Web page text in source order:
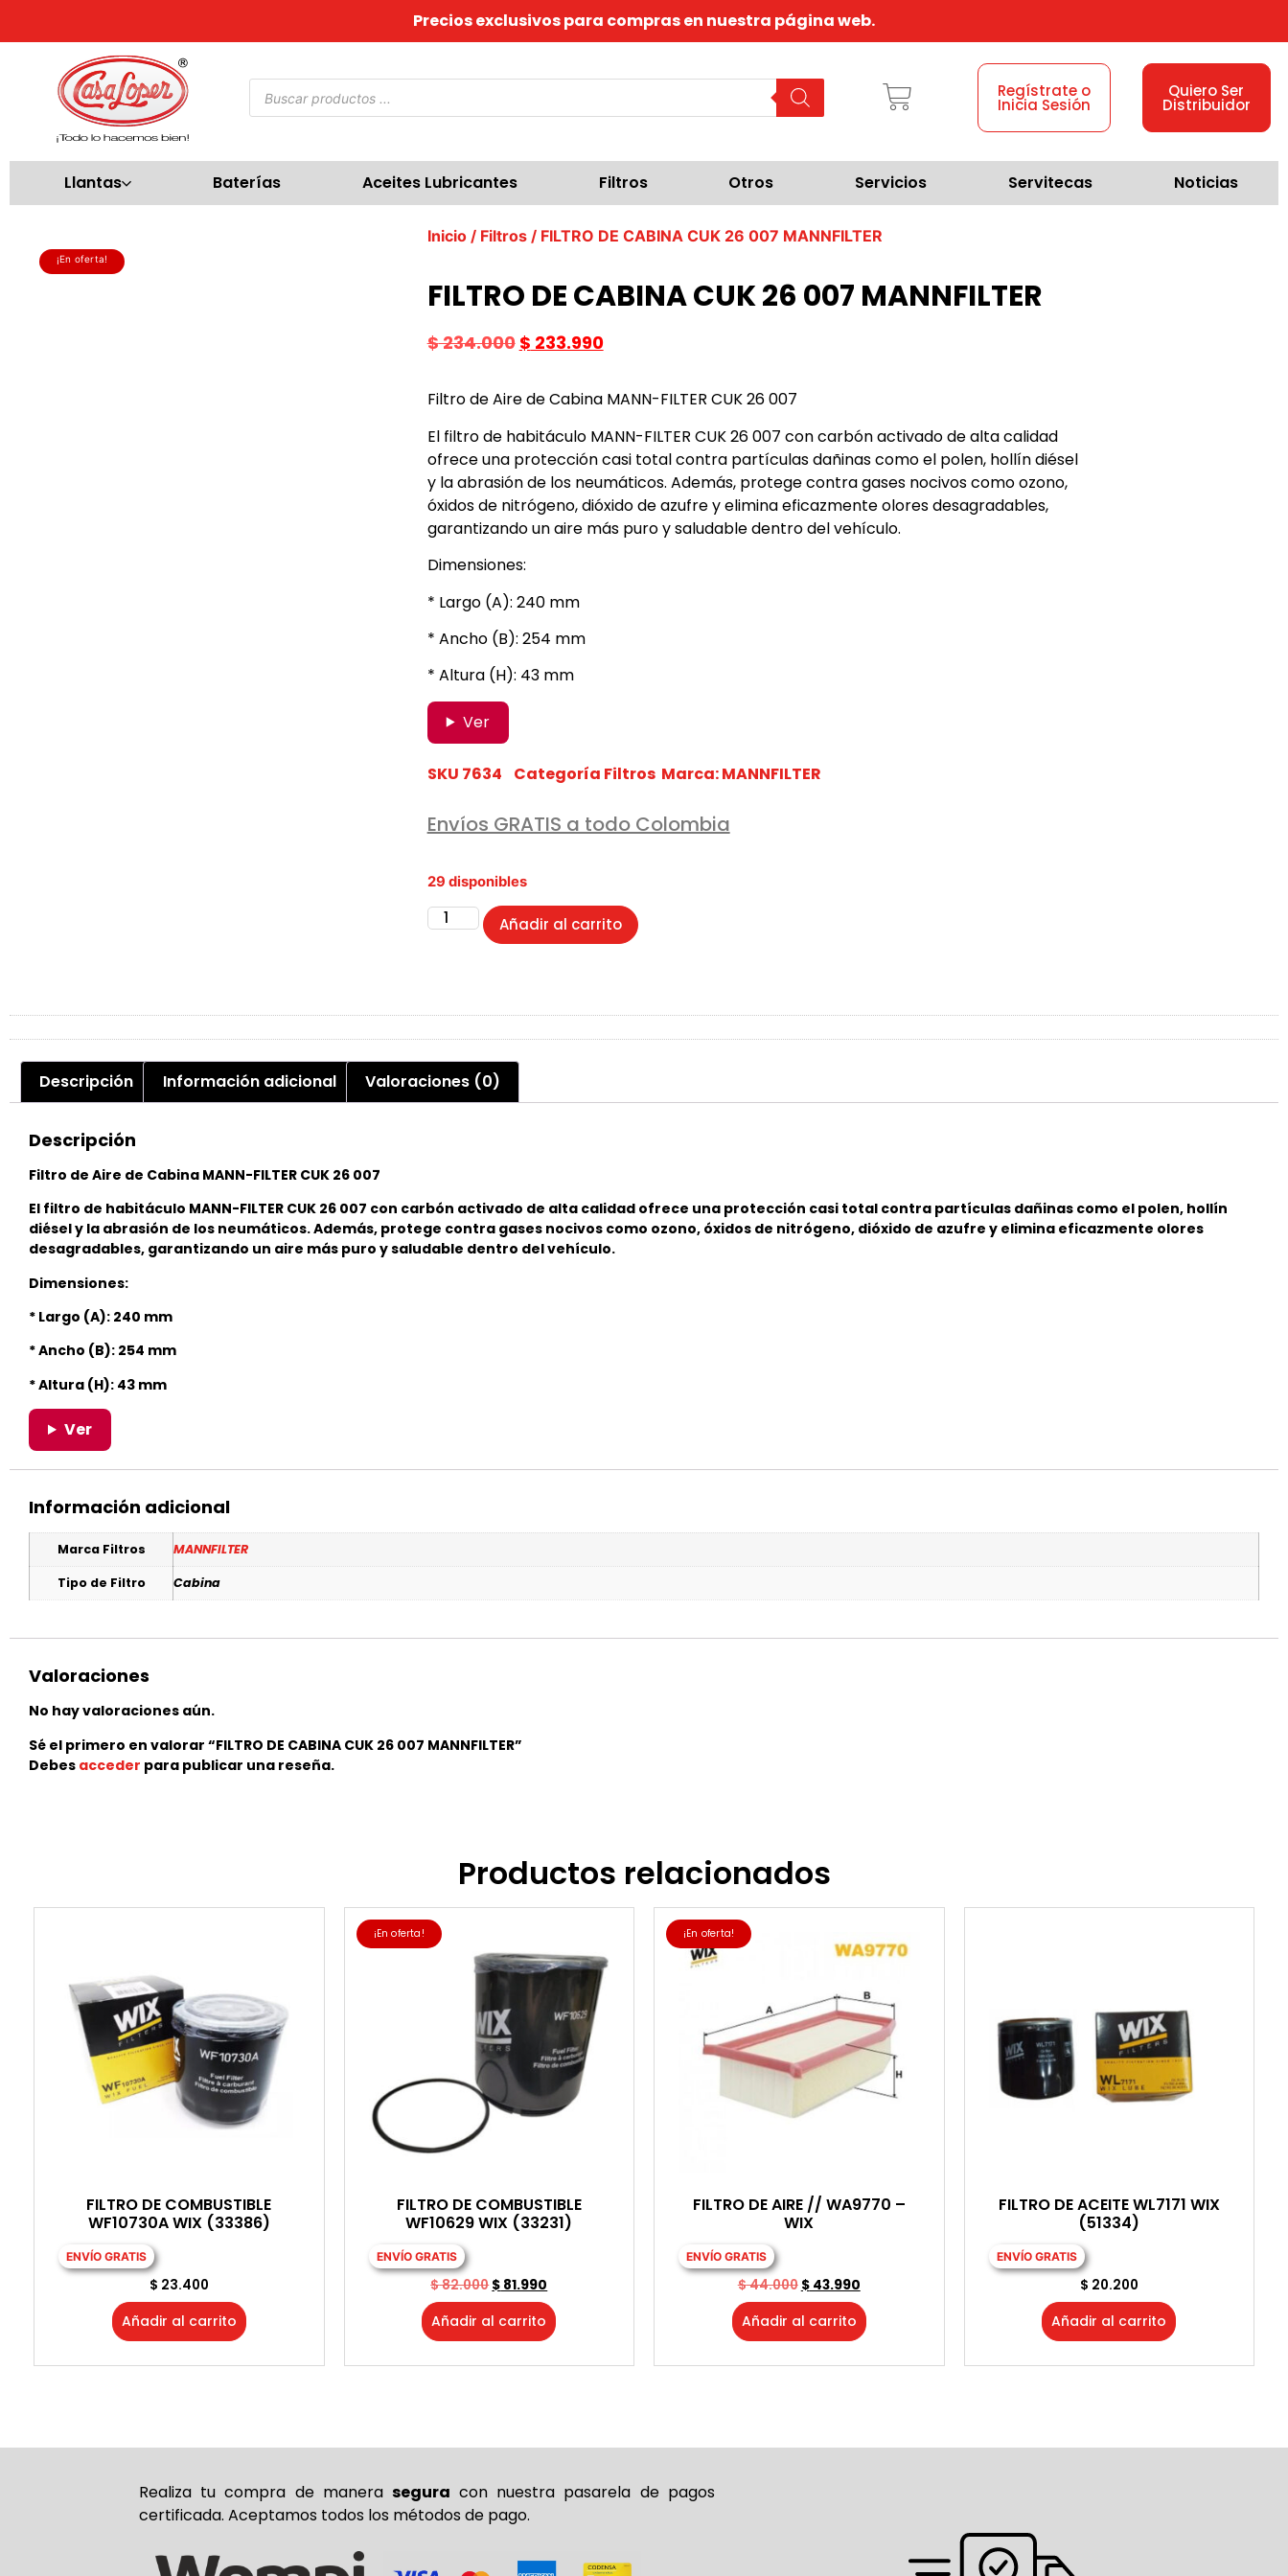
Precios exclusivos para compras en nuestra página web.
Regístrate o
Inicia Sesión
Quiero Ser
Distribuidor
Llantas Baterías Aceites Lubricantes Filtros Otros Servicios Servitecas Noticias
¡En oferta!
Inicio/ Filtros/ FILTRO DE CABINA CUK 26 007 MANNFILTER
FILTRO DE CABINA CUK 26 007 MANNFILTER
$234.000 $ 233.990
Filtro de Aire de Cabina MANN-FILTER CUK 26 007
El filtro de habitáculo MANN-FILTER CUK 26 007 con carbón activado de alta calidad
ofrece una protección casi total contra partículas dañinas como el polen, hollín diésel
y la abrasión de los neumáticos. Además, protege contra gases nocivos como ozono,
óxidos de nitrógeno, dióxido de azufre y elimina eficazmente olores desagradables,
garantizando un aire más puro y saludable dentro del vehículo.
Dimensiones:
* Largo (A): 240 mm
* Ancho (B): 254 mm
* Altura (H): 43 mm
Ver
SKU 7634 Categoría Filtros Marca:MANNFILTER
Envíos GRATIS a todo Colombia
29 disponibles
Añadir al carrito
Descripción Información adicional Valoraciones (0)
Descripción
Filtro de Aire de Cabina MANN-FILTER CUK 26 007
El filtro de habitáculo MANN-FILTER CUK 26 007 con carbón activado de alta calidad ofrece una protección casi total contra partículas dañinas como el polen, hollín
diésel y la abrasión de los neumáticos. Además, protege contra gases nocivos como ozono, óxidos de nitrógeno, dióxido de azufre y elimina eficazmente olores
desagradables, garantizando un aire más puro y saludable dentro del vehículo.
Dimensiones:
* Largo (A): 240 mm
* Ancho (B): 254 mm
* Altura (H): 43 mm
Ver
Información adicional
Marca Filtros MANNFILTER
Tipo de Filtro Cabina
Valoraciones
No hay valoraciones aún.
Sé el primero en valorar “FILTRO DE CABINA CUK 26 007 MANNFILTER”
Debes acceder para publicar una reseña.
Productos relacionados
FILTRO DE COMBUSTIBLE
WF10730A WIX (33386)
ENVÍO GRATIS
$ 23.400
Añadir al carrito
¡En oferta!
FILTRO DE COMBUSTIBLE
WF10629 WIX (33231)
ENVÍO GRATIS
$82.000$ 81.990
Añadir al carrito
¡En oferta!
FILTRO DE AIRE // WA9770 –
WIX
ENVÍO GRATIS
$44.000 $43.990
Añadir al carrito
FILTRO DE ACEITE WL7171 WIX
(51334)
ENVÍO GRATIS
$ 20.200
Añadir al carrito
Realiza tu compra de manera segura con nuestra pasarela de pagos
certificada. Aceptamos todos los métodos de pago.